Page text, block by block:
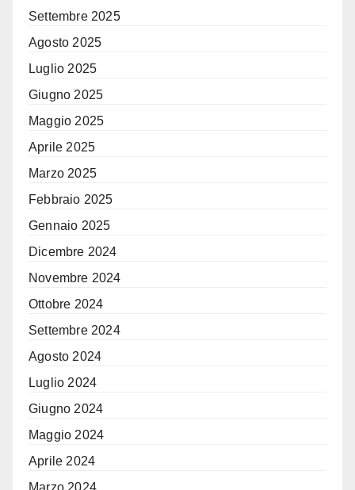
Settembre 2025
Agosto 2025
Luglio 2025
Giugno 2025
Maggio 2025
Aprile 2025
Marzo 2025
Febbraio 2025
Gennaio 2025
Dicembre 2024
Novembre 2024
Ottobre 2024
Settembre 2024
Agosto 2024
Luglio 2024
Giugno 2024
Maggio 2024
Aprile 2024
Marzo 2024